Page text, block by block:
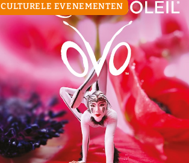
CULTURELE EVENEMENTEN